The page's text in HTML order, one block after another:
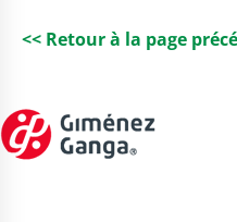
<< Retour à la page